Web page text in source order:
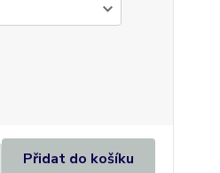
Přidat do košíku